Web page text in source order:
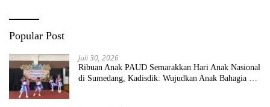
Popular Post
Juli 30, 2026
Ribuan Anak PAUD Semarakkan Hari Anak Nasional
di Sumedang, Kadisdik: Wujudkan Anak Bahagia dan